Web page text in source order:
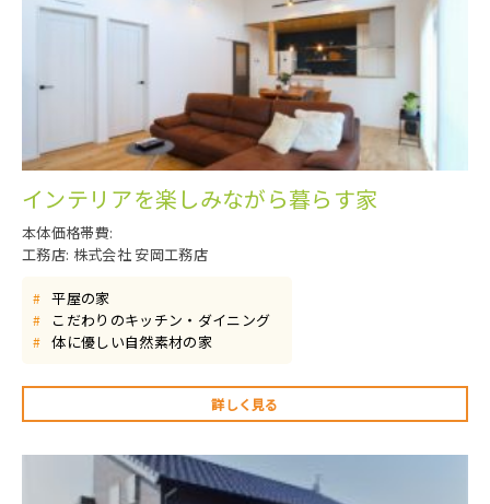
インテリアを楽しみながら暮らす家
本体価格帯費:
工務店: 株式会社 安岡工務店
# 平屋の家
# こだわりのキッチン・ダイニング
# 体に優しい自然素材の家
詳しく見る